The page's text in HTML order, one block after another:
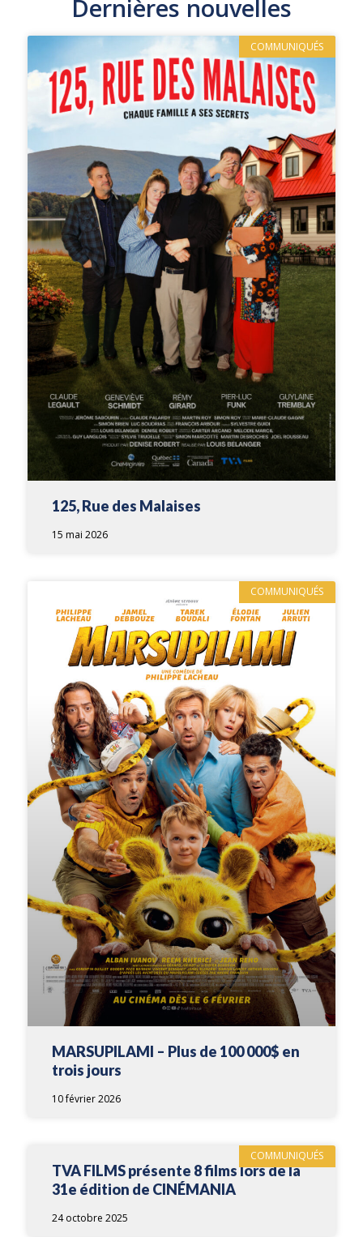
Dernières nouvelles
COMMUNIQUÉS
125, Rue des Malaises
15 mai 2026
COMMUNIQUÉS
MARSUPILAMI – Plus de 100 000$ en
trois jours
10 février 2026
COMMUNIQUÉS
TVA FILMS présente 8 films lors de la
31e édition de CINÉMANIA
24 octobre 2025